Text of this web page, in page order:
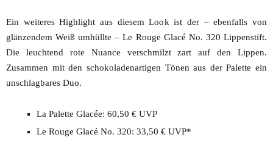
Ein weiteres Highlight aus diesem Look ist der – ebenfalls von
glänzendem Weiß umhüllte – Le Rouge Glacé No. 320 Lippenstift.
Die leuchtend rote Nuance verschmilzt zart auf den Lippen.
Zusammen mit den schokoladenartigen Tönen aus der Palette ein
unschlagbares Duo.
La Palette Glacée: 60,50 € UVP
Le Rouge Glacé No. 320: 33,50 € UVP*